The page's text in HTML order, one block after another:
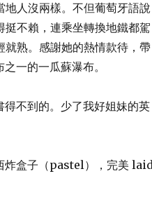
地人沒兩樣。不但葡萄牙語說
挺不賴，連乘坐轉換地鐵都駕
就熟。感謝她的熱情款待，帶
一的一瓜蘇瀑布。
不到的。少了我好姐妹的英
炸盒子（pastel），完美